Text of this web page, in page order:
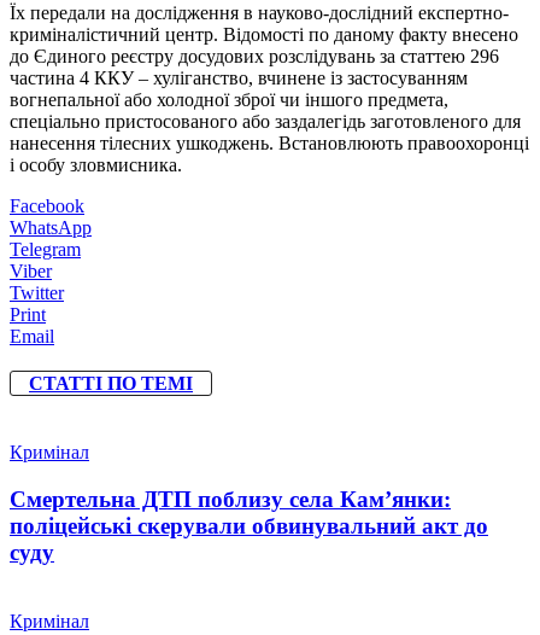
Їх передали на дослідження в науково-дослідний експертно-
криміналістичний центр. Відомості по даному факту внесено
до Єдиного реєстру досудових розслідувань за статтею 296
частина 4 ККУ – хуліганство, вчинене із застосуванням
вогнепальної або холодної зброї чи іншого предмета,
спеціально пристосованого або заздалегідь заготовленого для
нанесення тілесних ушкоджень. Встановлюють правоохоронці
і особу зловмисника.
Facebook
WhatsApp
Telegram
Viber
Twitter
Print
Email
СТАТТІ ПО ТЕМІ
Кримінал
Смертельна ДТП поблизу села Кам’янки:
поліцейські скерували обвинувальний акт до
суду
Кримінал